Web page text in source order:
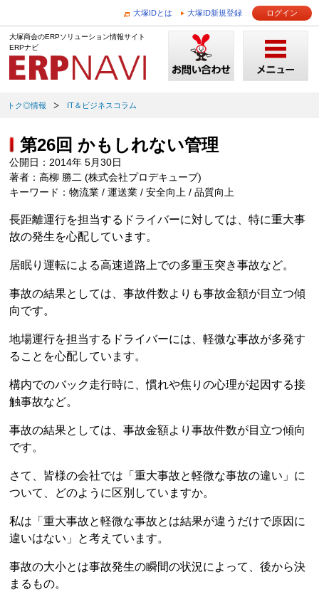
大塚IDとは 大塚ID新規登録 ログイン
大塚商会のERPソリューション情報サイト
ERPナビ
トク◎情報 IT＆ビジネスコラム
第26回 かもしれない管理
公開日：2014年 5月30日
著者：高柳 勝二 (株式会社プロデキューブ)
キーワード：物流業 / 運送業 / 安全向上 / 品質向上
長距離運行を担当するドライバーに対しては、特に重大事
故の発生を心配しています。
居眠り運転による高速道路上での多重玉突き事故など。
事故の結果としては、事故件数よりも事故金額が目立つ傾
向です。
地場運行を担当するドライバーには、軽微な事故が多発す
ることを心配しています。
構内でのバック走行時に、慣れや焦りの心理が起因する接
触事故など。
事故の結果としては、事故金額より事故件数が目立つ傾向
です。
さて、皆様の会社では「重大事故と軽微な事故の違い」に
ついて、どのように区別していますか。
私は「重大事故と軽微な事故とは結果が違うだけで原因に
違いはない」と考えています。
事故の大小とは事故発生の瞬間の状況によって、後から決
まるもの。